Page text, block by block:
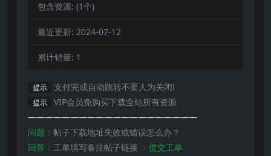
包含资源: (1个)
最近更新: 2024-07-12
累计销量: 1
提示 支付完成自动跳转不要人为关闭!
提示
VIP会员免购买下载全站所有资源
————————————————————
问题： 帖子下载地址失效或错误怎么办？
回答： 工单填写备注帖子链接 ﹥提交工单